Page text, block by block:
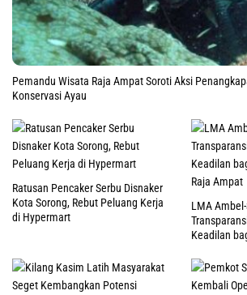
Pemandu Wisata Raja Ampat Soroti Aksi
Konservasi Ayau
Ratusan Pencaker Serbu Disnaker
Kota Sorong, Rebut Peluang Kerja
di Hypermart
LMA
Keadilan